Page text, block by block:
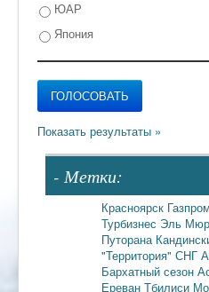
ЮАР
Япония
- Метки:
Красноярск Газпром
Турбизнес Эль
Путорана
"Территория" СНГ
Бархатный сезон
Ереван Тбилиси